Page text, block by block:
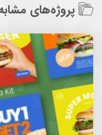
پروژه‌های